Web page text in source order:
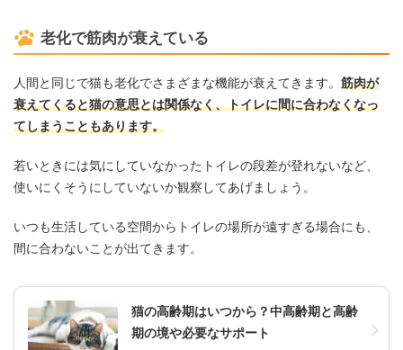
老化で筋肉が衰えている
人間と同じで猫も老化でさまざまな機能が衰えてきます。 筋肉が
衰えてくると猫の意思とは関係なく、トイレに間に合わなくなっ
てしまうこともあります。
若いときには気にしていなかったトイレの段差が登れないなど、
使いにくそうにしていないか観察してあげましょう。
いつも生活している空間からトイレの場所が遠すぎる場合にも、
間に合わないことが出てきます。
猫の高齢期はいつから？中高齢期と高齢
期の境や必要なサポート